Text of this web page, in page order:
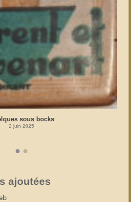
sous bocks
2 juin 2025
ajoutées